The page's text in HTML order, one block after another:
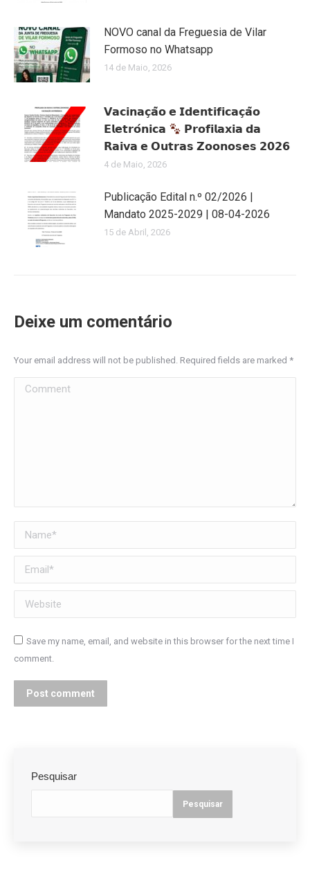
NOVO canal da Freguesia de Vilar
Formoso no Whatsapp
14 de Maio, 2026
𝗩𝗮𝗰𝗶𝗻𝗮𝗰̧𝗮̃𝗼 𝗲 𝗜𝗱𝗲𝗻𝘁𝗶𝗳𝗶𝗰𝗮𝗰̧𝗮̃𝗼
𝗘𝗹𝗲𝘁𝗿𝗼́𝗻𝗶𝗰𝗮
𝗣𝗿𝗼𝗳𝗶𝗹𝗮𝘅𝗶𝗮 𝗱𝗮
𝗥𝗮𝗶𝘃𝗮 𝗲 𝗢𝘂𝘁𝗿𝗮𝘀 𝗭𝗼𝗼𝗻𝗼𝘀𝗲𝘀 𝟮𝟬𝟮𝟲
4 de Maio, 2026
Publicação Edital n.º 02/2026 |
Mandato 2025-2029 | 08-04-2026
15 de Abril, 2026
Deixe um comentário
Your email address will not be published. Required fields are marked *
Comment
Name *
Email *
Website
Save my name, email, and website in this browser for the next time I
comment.
Post comment
Pesquisar
Pesquisar